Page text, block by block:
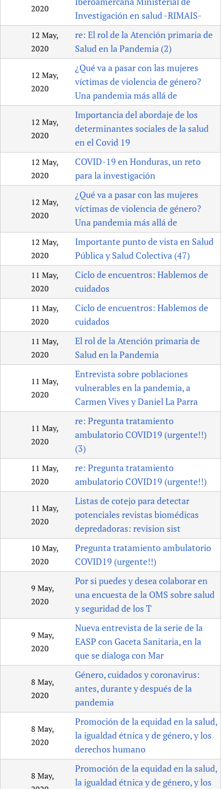
2020
Investigación en salud -RIMAIS-
12 May,
2020
re: El rol de la Atención primaria de
Salud en la Pandemia (2)
12 May,
2020
¿Qué va a pasar con las mujeres
víctimas de violencia de género?
Una pandemia más allá de
12 May,
2020
Importancia del abordaje de los
determinantes sociales de la salud
en el Covid 19
12 May,
2020
COVID-19 en Honduras, un reto
para la investigación
12 May,
2020
¿Qué va a pasar con las mujeres
víctimas de violencia de género?
Una pandemia más allá de
12 May,
2020
Importante punto de vista en Salud
Pública y Salud Colectiva (47)
11 May,
2020
Ciclo de encuentros: Hablemos de
cuidados
11 May,
2020
Ciclo de encuentros: Hablemos de
cuidados
11 May,
2020
El rol de la Atención primaria de
Salud en la Pandemia
11 May,
2020
Entrevista sobre poblaciones
vulnerables en la pandemia, a
Carmen Vives y Daniel La Parra
11 May,
2020
re: Pregunta tratamiento
ambulatorio COVID19 (urgente!!)
(3)
11 May,
2020
re: Pregunta tratamiento
ambulatorio COVID19 (urgente!!)
11 May,
2020
Listas de cotejo para detectar
potenciales revistas biomédicas
depredadoras: revision sist
10 May,
2020
Pregunta tratamiento ambulatorio
COVID19 (urgente!!)
9 May,
2020
Por si puedes y desea colaborar en
una encuesta de la OMS sobre salud
y seguridad de los T
9 May,
2020
Nueva entrevista de la serie de la
EASP con Gaceta Sanitaria, en la
que se dialoga con Mar
8 May,
2020
Género, cuidados y coronavirus:
antes, durante y después de la
pandemia
8 May,
2020
Promoción de la equidad en la salud,
la igualdad étnica y de género, y los
derechos humano
8 May,
Promoción de la equidad en la salud,
la igualdad étnica y de género, y los